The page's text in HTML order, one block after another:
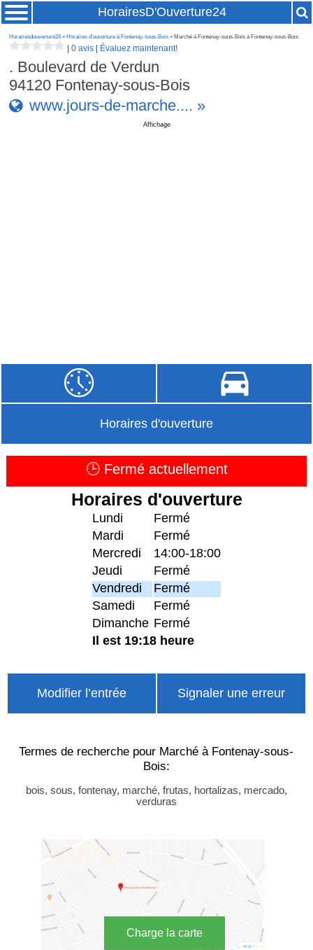
HorairesD'Ouverture24
Horairesdouverture24» Horaires d'ouverture à Fontenay-sous-Bois » Marché à Fontenay-sous-Bois à Fontenay-sous-Bois
|0 avis Évaluez maintenant!
. Boulevard de Verdun
94120 Fontenay-sous-Bois
www.jours-de-marche.... »
Affichage
Horaires d'ouverture
🕒 Fermé actuellement
Horaires d'ouverture
Lundi
Fermé
Mardi
Fermé
Mercredi
14:00-18:00
Jeudi
Fermé
Vendredi
Fermé
Samedi
Fermé
Dimanche Fermé
Il est 19:18 heure
Modifier l’entrée Signaler une erreur
Termes de recherche pour Marché à Fontenay-sous-
Bois:
bois, sous, fontenay, marché, frutas, hortalizas, mercado,
verduras
Charge la carte